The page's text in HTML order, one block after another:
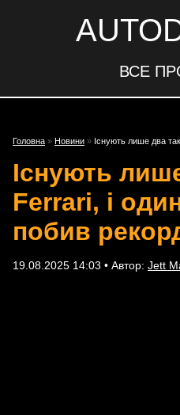
ВСЕ
Головна » Новини » Існують лише два
Існують
Ferrari, і
побив
19.08.2025 14:03 • Автор: Jett